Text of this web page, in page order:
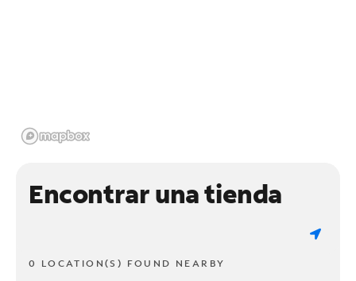
Encontrar una tienda
0 LOCATION(S) FOUND NEARBY